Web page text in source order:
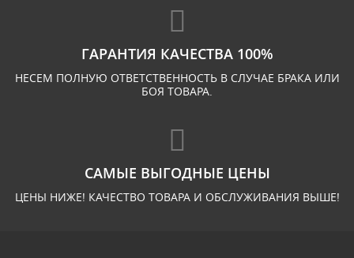
ГАРАНТИЯ КАЧЕСТВА 100%
НЕСЕМ ПОЛНУЮ ОТВЕТСТВЕННОСТЬ В СЛУЧАЕ БРАКА ИЛИ
БОЯ ТОВАРА.
САМЫЕ ВЫГОДНЫЕ ЦЕНЫ
ЦЕНЫ НИЖЕ! КАЧЕСТВО ТОВАРА И ОБСЛУЖИВАНИЯ ВЫШЕ!